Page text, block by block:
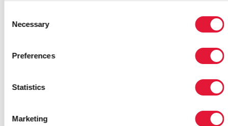
Selection
Necessary
Preferences
Statistics
Marketing
EMPOWERING YOUTH TO LEAD